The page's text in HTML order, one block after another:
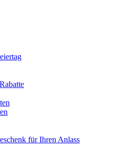
für Ihren Anlass